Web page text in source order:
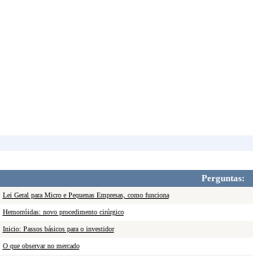
Perguntas:
Lei Geral para Micro e Pequenas Empresas, como funciona
Hemorróidas: novo procedimento cirúrgico
Inicio: Passos básicos para o investidor
O que observar no mercado